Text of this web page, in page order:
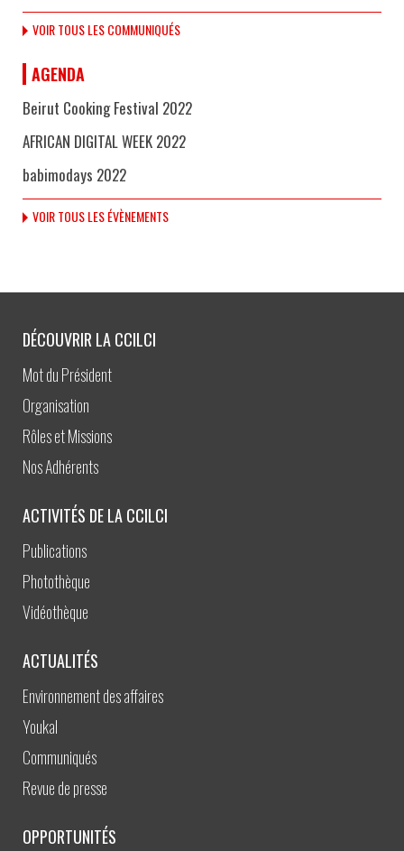
VOIR TOUS LES COMMUNIQUÉS
AGENDA
Beirut Cooking Festival 2022
AFRICAN DIGITAL WEEK 2022
babimodays 2022
VOIR TOUS LES ÉVÈNEMENTS
DÉCOUVRIR LA CCILCI
Mot du Président
Organisation
Rôles et Missions
Nos Adhérents
ACTIVITÉS DE LA CCILCI
Publications
Photothèque
Vidéothèque
ACTUALITÉS
Environnement des affaires
Youkal
Communiqués
Revue de presse
OPPORTUNITÉS